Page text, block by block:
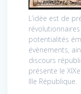
L’idée est de
potentialités
évènements,
discours
présente le
IIIe République.